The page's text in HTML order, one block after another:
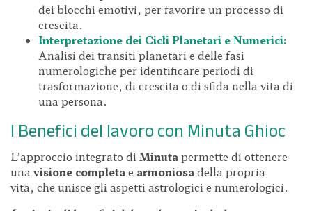
dei blocchi emotivi, per favorire un processo di
crescita.
Interpretazione dei Cicli Planetari e Numerici:
Analisi dei transiti planetari e delle fasi
numerologiche per identificare periodi di
trasformazione, di crescita o di sfida nella vita di
una persona.
I Benefici del lavoro con Minuta Ghioc
L’approccio integrato di Minutapermette di ottenere
unavisione completae armoniosadella propria
vita, che unisce gli aspetti astrologici e numerologici.